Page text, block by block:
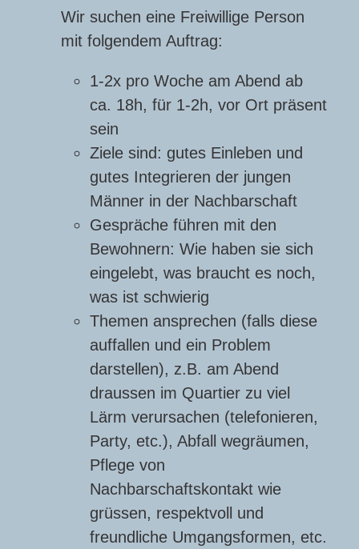
Wir suchen eine Freiwillige Person
mit folgendem Auftrag:
1-2x pro Woche am Abend ab
ca. 18h, für 1-2h, vor Ort präsent
sein
Ziele sind: gutes Einleben und
gutes Integrieren der jungen
Männer in der Nachbarschaft
Gespräche führen mit den
Bewohnern: Wie haben sie sich
eingelebt, was braucht es noch,
was ist schwierig
Themen ansprechen (falls diese
auffallen und ein Problem
darstellen), z.B. am Abend
draussen im Quartier zu viel
Lärm verursachen (telefonieren,
Party, etc.), Abfall wegräumen,
Pflege von
Nachbarschaftskontakt wie
grüssen, respektvoll und
freundliche Umgangsformen, etc.